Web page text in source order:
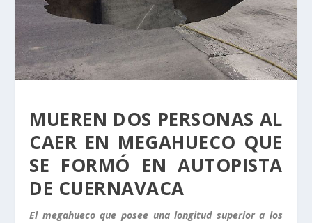
MUEREN DOS PERSONAS AL
CAER EN MEGAHUECO QUE
SE FORMÓ EN AUTOPISTA
DE CUERNAVACA
El megahueco que posee una longitud superior a los